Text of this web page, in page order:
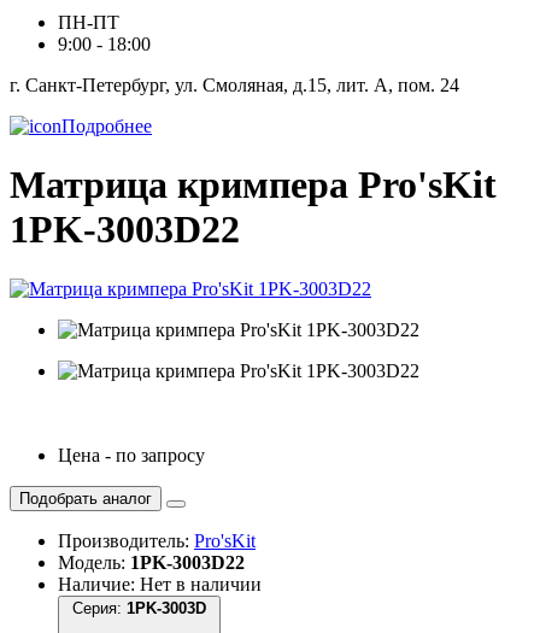
ПН-ПТ
9:00 - 18:00
г. Санкт-Петербург, ул. Смоляная, д.15, лит. А, пом. 24
Подробнее
Матрица кримпера Pro'sKit
1PK-3003D22
Цена - по запросу
Подобрать аналог
Производитель: Pro'sKit
Модель: 1PK-3003D22
Наличие: Нет в наличии
Серия: